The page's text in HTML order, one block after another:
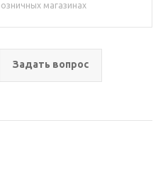
магазинах
Задать вопрос